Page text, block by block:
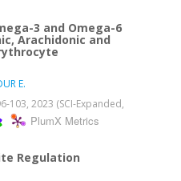
3 and Omega-6
Arachidonic and
E.
103, 2023 (SCI-Expanded,
PlumX Metrics
Regulation